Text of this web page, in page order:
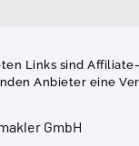
Links sind
Anbieter eine
GmbH